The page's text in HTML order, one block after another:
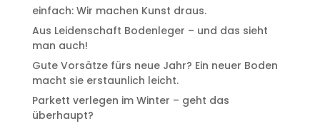
einfach: Wir machen Kunst draus.
Aus Leidenschaft Bodenleger – und das sieht
man auch!
Gute Vorsätze fürs neue Jahr? Ein neuer Boden
macht sie erstaunlich leicht.
Parkett verlegen im Winter – geht das
überhaupt?